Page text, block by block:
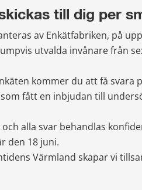
till dig per
av Enkätfabriken, på
utvalda invånare från
kommer du att få svara
fått en inbjudan till
alla svar behandlas
den 18 juni.
Värmland skapar vi